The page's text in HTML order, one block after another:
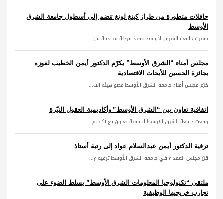
حافلات متطورة من طراز كينغ لونغ تنضم إلى أسطول جامعة الشرق
الأوسط
باشرت جامعة الشرق الأوسط تنفيذ مرحلة متقدمة من ...
مجلس أمناء “الشرق الأوسط” يكرّم الدكتور أيمن الخطيب لفوزه
بجائزة الحسين للأبحاث الاقتصادية
كرّم مجلس أمناء جامعة الشرق الأوسط عضو هيئة الت...
اتفاقية تعاون بين “الشرق الأوسط” وأكاديمية العقول النيّرة
وقعت جامعة الشرق الأوسط اتفاقية تعاون مع أكاديم...
ترقية الدكتور أيمن عبدالسلام عواد إلى رتبة أستاذ
قرّر مجلس العمداء في جامعة الشرق الأوسط ترقية ع...
ملتقى “تكنولوجيا المعلومات الشرق الأوسط” يسلط الضوء على
تجارب خريجيها الوظيفية